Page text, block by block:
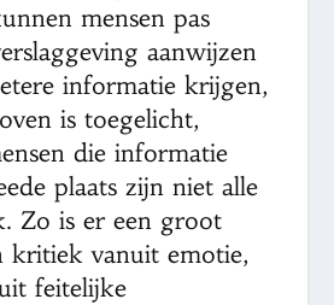
mensen pas
aanwijzen
informatie krijgen,
is toegelicht,
die informatie
plaats zijn niet alle
Zo is er een groot
kritiek vanuit emotie,
feitelijke